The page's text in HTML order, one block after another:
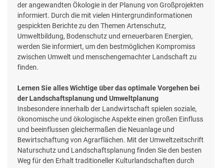
der angewandten Ökologie in der Planung von Großprojekten
informiert. Durch die mit vielen Hintergrundinformationen
gespickten Berichte zu den Themen Artenschutz,
Umweltbildung, Bodenschutz und erneuerbaren Energien,
werden Sie informiert, um den bestmöglichen Kompromiss
zwischen Umwelt und menschengemachter Landschaft zu
finden.
Lernen Sie alles Wichtige über das optimale Vorgehen bei
der Landschaftsplanung und Umweltplanung
Insbesondere innerhalb der Landwirtschaft spielen soziale,
ökonomische und ökologische Aspekte einen großen Einfluss
und beeinflussen gleichermaßen die Neuanlage und
Bewirtschaftung von Agrarflächen. Mit der Umweltzeitschrift
Naturschutz und Landschaftsplanung finden Sie den besten
Weg für den Erhalt traditioneller Kulturlandschaften durch